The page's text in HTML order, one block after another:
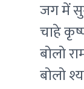
जग में
चाहे
बोलो
बोलो